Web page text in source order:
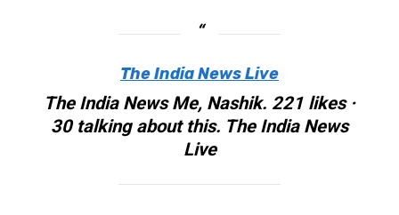
The India News Live
The India News Me, Nashik. 221 likes ·
30 talking about this. The India News
Live